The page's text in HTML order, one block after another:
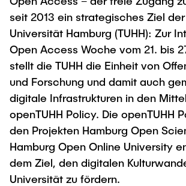
Newsroom
Pressemitteilungen
Flyer und Broschüren
Magazin spektrum
Veranstaltungen
Merchandise-Shop
Arbeiten an der TU Hamburg
Stellenausschreibungen
Beratung und Kontakt
Neu an der TUHH
Rund ums Studium
Studienorganisation
AI in Education
Für Absolventinnen und
Alumni
Berufseinstieg - Career Center
UNU HUB "Engineering to Face
Change"
Forschungsförderung
Early Career Researchers
Gute Wissenschaftliche Praxis
Future Lectures
Studiengänge
Forschung und Institute
Technologie und Innovation in
News
Studiengänge
Forschung und Institute
Management-Wissenschaften
Austauschstudium
Intercultural Hub
(Gast)Wissenschaftler*innen
Partnerships and Strategy
Partnerhochschulen
Eine Partnerschaft vereinbaren
Strategie
ECIU University
seit 2013 ein strategisches Ziel
Universität Hamburg (TUHH): Zur
Open Access Woche vom 21. bis
stellt die TUHH die Einheit von
und Forschung und damit auch
digitale Infrastrukturen in den
openTUHH Policy. Die openTUHH
den Projekten Hamburg Open
Hamburg Open Online University
dem Ziel, den digitalen
Universität zu fördern.